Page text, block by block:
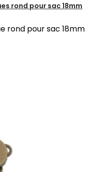
rond pour sac 18mm
rond pour sac 18mm